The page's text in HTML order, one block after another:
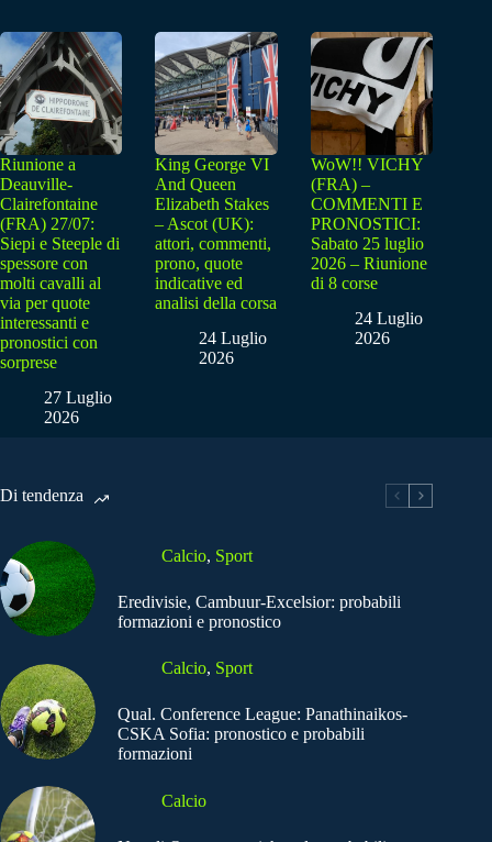
Riunione a
Deauville-
Clairefontaine
(FRA) 27/07:
Siepi e Steeple di
spessore con
molti cavalli al
via per quote
interessanti e
pronostici con
sorprese
27 Luglio
2026
King George VI
And Queen
Elizabeth Stakes
– Ascot (UK):
attori, commenti,
prono, quote
indicative ed
analisi della corsa
24 Luglio
2026
WoW!! VICHY
(FRA) –
COMMENTI E
PRONOSTICI:
Sabato 25 luglio
2026 – Riunione
di 8 corse
24 Luglio
2026
Di tendenza
Calcio, Sport
Eredivisie, Cambuur-Excelsior: probabili
formazioni e pronostico
Calcio, Sport
Qual. Conference League: Panathinaikos-
CSKA Sofia: pronostico e probabili
formazioni
Calcio